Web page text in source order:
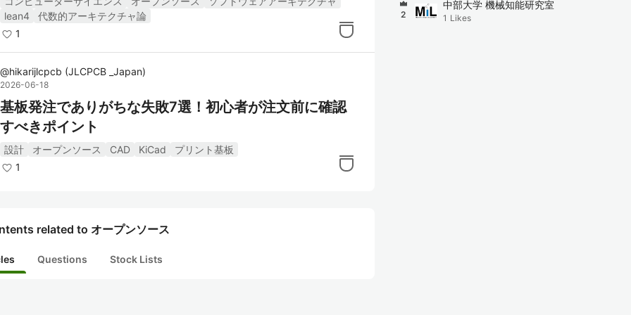
lean4
代数的アーキテクチャ論
1
@hikarijlcpcb (JLCPCB _Japan)
2026-06-18
基板発注でありがちな失敗7選！初心者が注文前に確認
すべきポイント
設計 オープンソース CAD KiCad
プリント基板
1
related to オープンソース
Questions Stock Lists
2
中部大学 機械知能研究室
1 Likes